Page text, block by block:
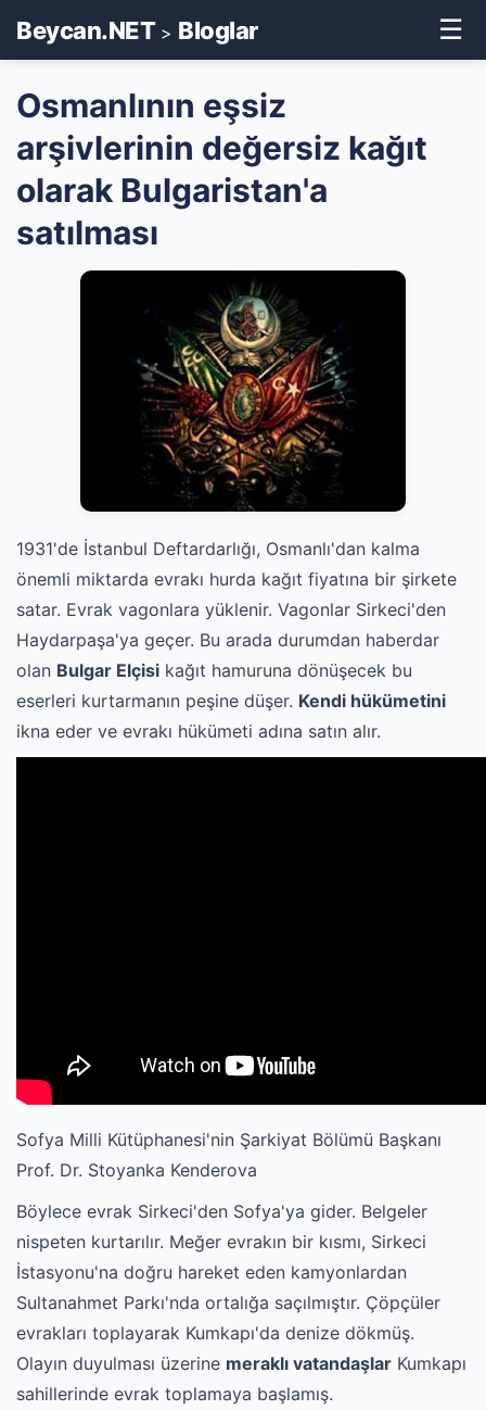
Beycan.NET> Bloglar ☰
Osmanlının eşsiz
arşivlerinin değersiz kağıt
olarak Bulgaristan'a
satılması
1931'de İstanbul Deftardarlığı, Osmanlı'dan kalma
önemli miktarda evrakı hurda kağıt fiyatına bir şirkete
satar. Evrak vagonlara yüklenir. Vagonlar Sirkeci'den
Haydarpaşa'ya geçer. Bu arada durumdan haberdar
olan Bulgar Elçisi kağıt hamuruna dönüşecek bu
eserleri kurtarmanın peşine düşer. Kendi hükümetini
ikna eder ve evrakı hükümeti adına satın alır.
Sofya Milli Kütüphanesi'nin Şarkiyat Bölümü Başkanı
Prof. Dr. Stoyanka Kenderova
Böylece evrak Sirkeci'den Sofya'ya gider. Belgeler
nispeten kurtarılır. Meğer evrakın bir kısmı, Sirkeci
İstasyonu'na doğru hareket eden kamyonlardan
Sultanahmet Parkı'nda ortalığa saçılmıştır. Çöpçüler
evrakları toplayarak Kumkapı'da denize dökmüş.
Olayın duyulması üzerine meraklı vatandaşlar Kumkapı
sahillerinde evrak toplamaya başlamış.